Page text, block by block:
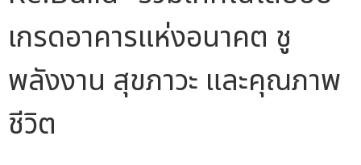
เกรดอาคารแห่งอนาคต ชู
พลังงาน สุขภาวะ และคุณภาพ
ชีวิต